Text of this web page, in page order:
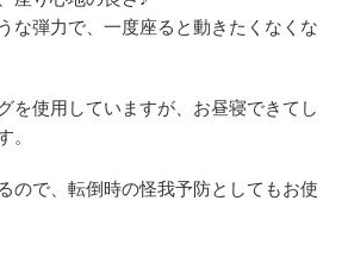
な弾力で、一度座ると動きたくなくな
を使用していますが、お昼寝できてし
。
ので、転倒時の怪我予防としてもお使